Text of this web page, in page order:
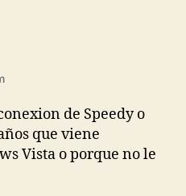
de Speedy o
que viene
Vista o porque no le